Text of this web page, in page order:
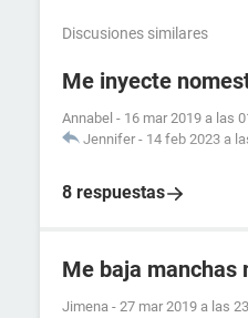
Discusiones similares
Me inyecte
Annabel - 16 mar 2019 a las
Jennifer - 14 feb 2023 a
8 respuestas
Me baja manchas
Jimena - 27 mar 2019 a las